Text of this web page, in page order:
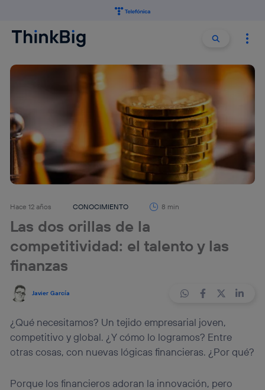
Buscar
Hace 12 años CONOCIMIENTO 8 min
Las dos orillas de la
competitividad: el talento y las
finanzas
Javier García
¿Qué necesitamos? Un tejido empresarial joven,
competitivo y global. ¿Y cómo lo logramos? Entre
otras cosas, con nuevas lógicas financieras. ¿Por qué?
Porque los financieros adoran la innovación, pero